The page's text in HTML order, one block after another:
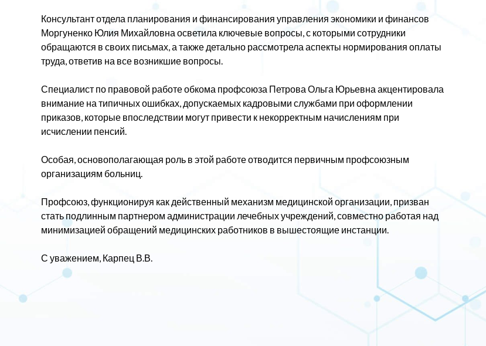
Консультант отдела планирования и финансирования управления экономики и финансов
Моргуненко Юлия Михайловна осветила ключевые вопросы, с которыми сотрудники
обращаются в своих письмах, а также детально рассмотрела аспекты нормирования оплаты
труда, ответив на все возникшие вопросы.
Специалист по правовой работе обкома профсоюза Петрова Ольга Юрьевна акцентировала
внимание на типичных ошибках, допускаемых кадровыми службами при оформлении
приказов, которые впоследствии могут привести к некорректным начислениям при
исчислении пенсий.
Особая, основополагающая роль в этой работе отводится первичным профсоюзным
организациям больниц.
Профсоюз, функционируя как действенный механизм медицинской организации, призван
стать подлинным партнером администрации лечебных учреждений, совместно работая над
минимизацией обращений медицинских работников в вышестоящие инстанции.
С уважением, Карпец В.В.